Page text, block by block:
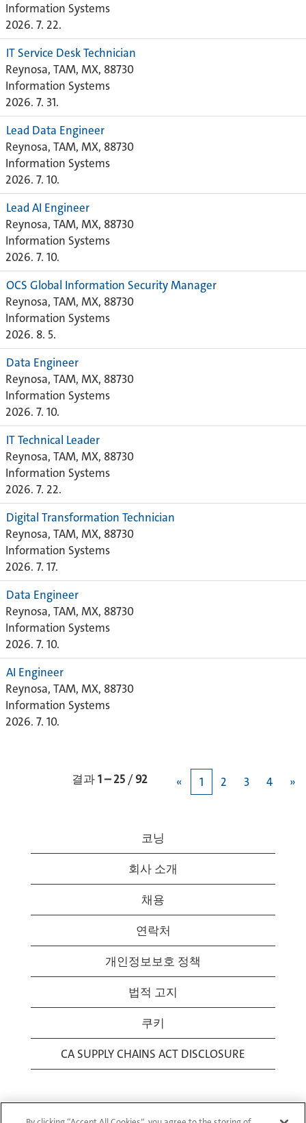
Information Systems
2026. 7. 22.
IT Service Desk Technician
Reynosa, TAM, MX, 88730
Information Systems
2026. 7. 31.
Lead Data Engineer
Reynosa, TAM, MX, 88730
Information Systems
2026. 7. 10.
Lead AI Engineer
Reynosa, TAM, MX, 88730
Information Systems
2026. 7. 10.
OCS Global Information Security Manager
Reynosa, TAM, MX, 88730
Information Systems
2026. 8. 5.
Data Engineer
Reynosa, TAM, MX, 88730
Information Systems
2026. 7. 10.
IT Technical Leader
Reynosa, TAM, MX, 88730
Information Systems
2026. 7. 22.
Digital Transformation Technician
Reynosa, TAM, MX, 88730
Information Systems
2026. 7. 17.
Data Engineer
Reynosa, TAM, MX, 88730
Information Systems
2026. 7. 10.
AI Engineer
Reynosa, TAM, MX, 88730
Information Systems
2026. 7. 10.
결과1 – 25 /92 « 1 2 3 4 »
코닝
회사 소개
채용
연락처
개인정보보호 정책
법적 고지
쿠키
CA SUPPLY CHAINS ACT DISCLOSURE